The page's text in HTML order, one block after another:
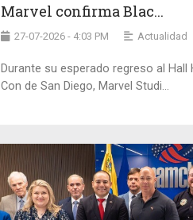
Marvel confirma Blac...
27-07-2026 - 4:03 PM Actualidad
Durante su esperado regreso al Hall
Con de San Diego, Marvel Studi...